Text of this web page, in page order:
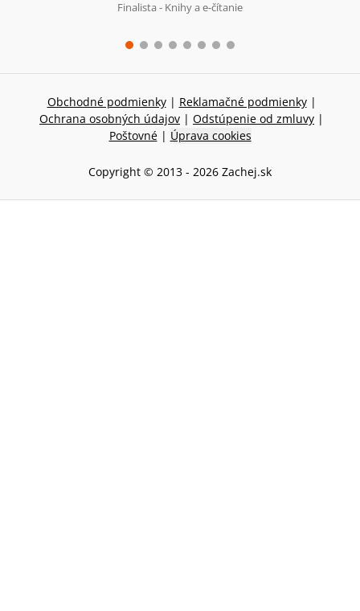
Finalista - Knihy a e-čítanie
Obchodné podmienky | Reklamačné podmienky |
Ochrana osobných údajov | Odstúpenie od zmluvy |
Poštovné | Úprava cookies
Copyright © 2013 - 2026 Zachej.sk